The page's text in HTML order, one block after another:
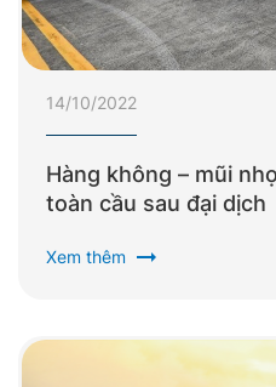
14/10/2022
Hàng không – mũi
toàn cầu sau đại dịch
Xem thêm arrow_right_alt